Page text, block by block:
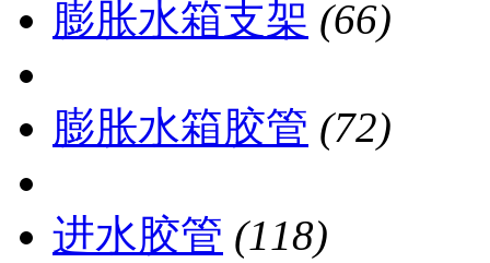
膨胀水箱支架 (66)
膨胀水箱胶管 (72)
进水胶管 (118)